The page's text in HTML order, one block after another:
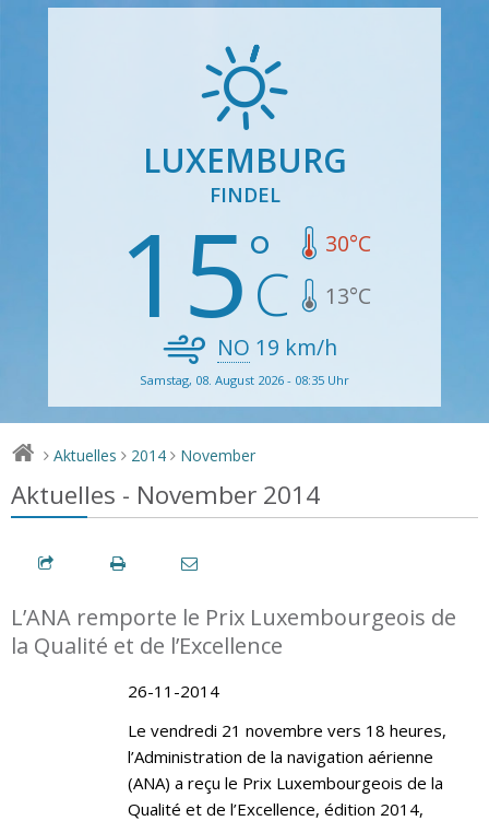
LUXEMBURG
FINDEL
15 30°C
13°C
NO 19 km/h
Samstag, 08. August 2026 - 08:35 Uhr
> Aktuelles > 2014 > November
Aktuelles - November 2014
L’ANA remporte le Prix Luxembourgeois de
la Qualité et de l’Excellence
26-11-2014
Le vendredi 21 novembre vers 18 heures,
l’Administration de la navigation aérienne
(ANA) a reçu le Prix Luxembourgeois de la
Qualité et de l’Excellence, édition 2014,